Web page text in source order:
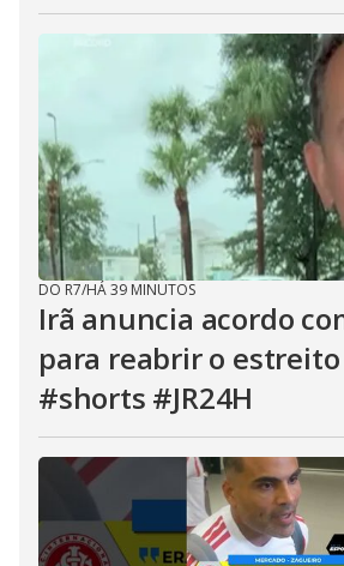
DO R7/HÁ 39 MINUTOS
Irã anuncia acordo
para reabrir o
#shorts #JR24H